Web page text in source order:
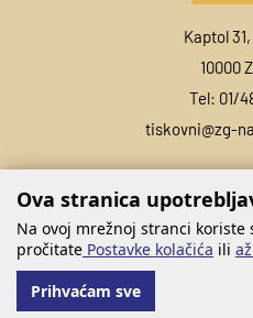
Kaptol
10000
Tel: 01/
tiskovni@zg-
Ova stranica
Na ovoj mrežnoj stranci koriste
pročitate Postavke kolačića ili
Prihvaćam sve